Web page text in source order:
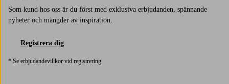
Som kund hos oss är du först med exklusiva erbjudanden, spännande
nyheter och mängder av inspiration.
Registrera dig
* Se erbjudandevillkor vid registrering